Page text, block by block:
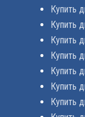
Купить
Купить
Купить
Купить
Купить
Купить
Купить